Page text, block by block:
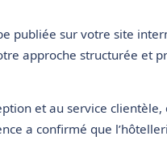
publiée sur votre site
approche structurée et
et au service
a confirmé que